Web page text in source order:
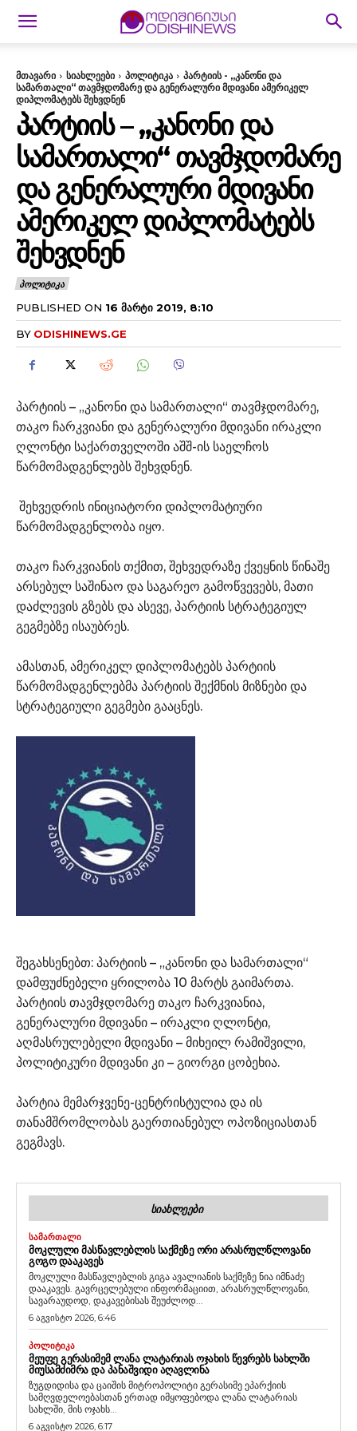
მთავარი სიახლეები პოლიტიკა
პარტიის - „კანონი და
სამართალი“ თავმჯდომარე და გენერალური მდივანი ამერიკელ
დიპლომატებს შეხვდნენ
ᲞᲐᲠᲢᲘᲘᲡ – „ᲙᲐᲜᲝᲜᲘ ᲓᲐ
ᲡᲐᲛᲐᲠᲗᲐᲚᲘ“ ᲗᲐᲕᲛᲯᲓᲝᲛᲐᲠᲔ
ᲓᲐ ᲒᲔᲜᲔᲠᲐᲚᲣᲠᲘ ᲛᲓᲘᲕᲐᲜᲘ
ᲐᲛᲔᲠᲘᲙᲔᲚ ᲓᲘᲞᲚᲝᲛᲐᲢᲔᲑᲡ
ᲨᲔᲮᲕᲓᲜᲔᲜ
ᲞᲝᲚᲘᲢᲘᲙᲐ
PUBLISHED ON 16 ᲛᲐᲠᲢᲘ 2019, 8:10
BY ODISHINEWS.GE
პარტიის – „კანონი და სამართალი“ თავმჯდომარე,
თაკო ჩარკვიანი და გენერალური მდივანი ირაკლი
ღლონტი საქართველოში აშშ-ის საელჩოს
წარმომადგენლებს შეხვდნენ.
შეხვედრის ინიციატორი დიპლომატიური
წარმომადგენლობა იყო.
თაკო ჩარკვიანის თქმით, შეხვედრაზე ქვეყნის წინაშე
არსებულ საშინაო და საგარეო გამოწვევებს, მათი
დაძლევის გზებს და ასევე, პარტიის სტრატეგიულ
გეგმებზე ისაუბრეს.
ამასთან, ამერიკელ დიპლომატებს პარტიის
წარმომადგენლებმა პარტიის შექმნის მიზნები და
სტრატეგიული გეგმები გააცნეს.
შეგახსენებთ: პარტიის – „კანონი და სამართალი“
დამფუძნებელი ყრილობა 10 მარტს გაიმართა.
პარტიის თავმჯდომარე თაკო ჩარკვიანია,
გენერალური მდივანი – ირაკლი ღლონტი,
აღმასრულებელი მდივანი – მიხეილ რამიშვილი,
პოლიტიკური მდივანი კი – გიორგი ცობეხია.
პარტია მემარჯვენე-ცენტრისტულია და ის
თანამშრომლობას გაერთიანებულ ოპოზიციასთან
გეგმავს.
ᲡᲘᲐᲮᲚᲔᲔᲑᲘ
ᲡᲐᲛᲐᲠᲗᲐᲚᲘ
ᲛᲝᲙᲚᲣᲚᲘ ᲛᲐᲡᲬᲐᲕᲚᲔᲑᲚᲘᲡ ᲡᲐᲥᲛᲔᲖᲔ ᲝᲠᲘ ᲐᲠᲐᲡᲠᲣᲚᲬᲚᲝᲕᲐᲜᲘ
ᲒᲝᲒᲝ ᲓᲐᲐᲙᲐᲕᲔᲡ
მოკლული მასწავლებლის გიგა ავალიანის საქმეზე ნია იმნაძე
დააკავეს. გავრცელებული ინფორმაციით, არასრულწლოვანი,
სავარაუდოდ, დაკავებისას შეუძლოდ...
6 აგვისტო 2026, 6:46
ᲞᲝᲚᲘᲢᲘᲙᲐ
ᲛᲔᲣᲤᲔ ᲒᲔᲠᲐᲡᲘᲛᲔᲛ ᲚᲐᲜᲐ ᲚᲐᲢᲐᲠᲘᲐᲡ ᲝᲯᲐᲮᲘᲡ ᲬᲔᲕᲠᲔᲑᲡ ᲡᲐᲮᲚᲨᲘ
ᲛᲘᲣᲡᲐᲛᲫᲘᲛᲠᲐ ᲓᲐ ᲞᲐᲜᲐᲨᲕᲘᲓᲘ ᲐᲦᲐᲕᲚᲘᲜᲐ
ზუგდიდისა და ცაიშის მიტროპოლიტი გერასიმე ეპარქიის
სამღვდელოებასთან ერთად იმყოფებოდა ლანა ლატარიას
სახლში, მის ოჯახს...
6 აგვისტო 2026, 6:17